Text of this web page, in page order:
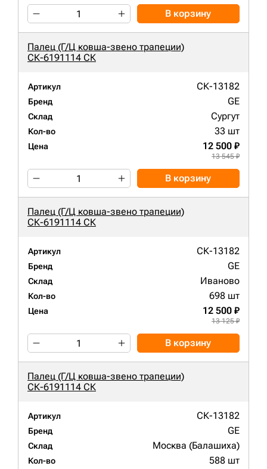
В корзину
Палец (Г/Ц ковша-звено трапеции)
СК-6191114 СК
Артикул СК-13182
Бренд GE
Склад Сургут
Кол-во 33 шт
Цена 12 500 ₽
13 545 ₽
В корзину
Палец (Г/Ц ковша-звено трапеции)
СК-6191114 СК
Артикул СК-13182
Бренд GE
Склад Иваново
Кол-во 698 шт
Цена 12 500 ₽
13 125 ₽
В корзину
Палец (Г/Ц ковша-звено трапеции)
СК-6191114 СК
Артикул СК-13182
Бренд GE
Склад Москва (Балашиха)
Кол-во 588 шт